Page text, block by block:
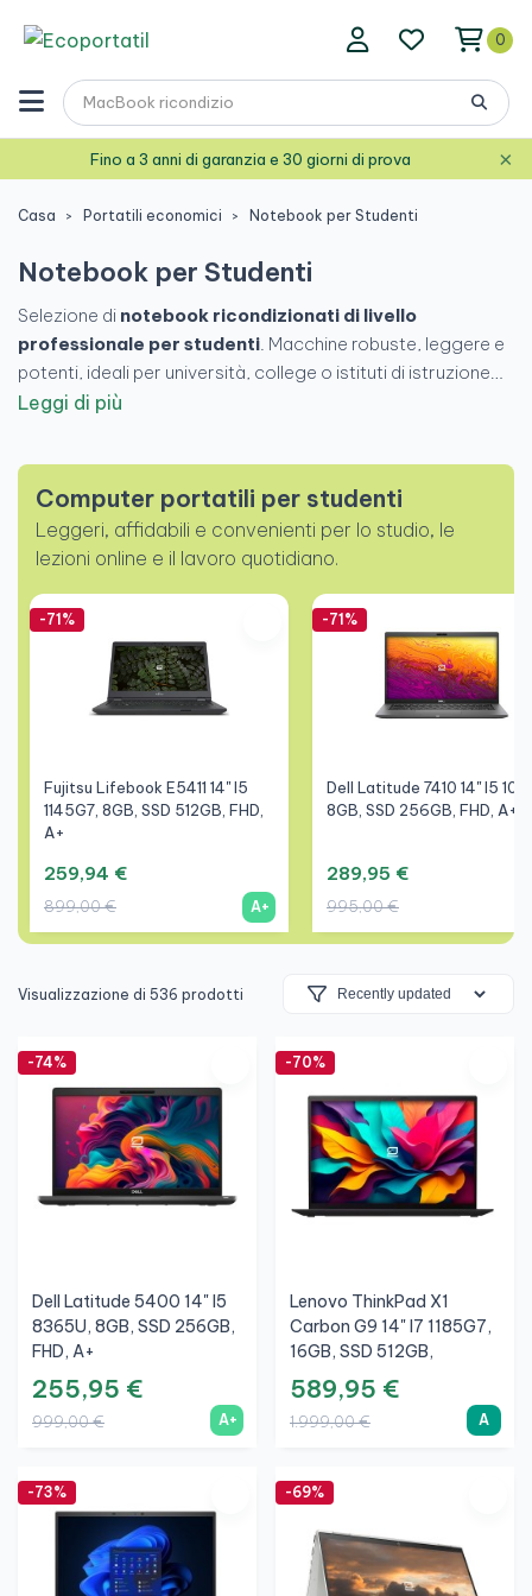
0
Fino a 3 anni di garanzia e 30 giorni di prova ×
Casa Portatili economici Notebook per Studenti
Notebook per Studenti
Selezione di notebook ricondizionati di livello
professionale per studenti. Macchine robuste, leggere e
potenti, ideali per università, college o istituti di istruzione
superiore. Risparmia fino al 70% rispetto all'acquisto di un
Leggi di più
Computer portatili per studenti
Leggeri, affidabili e convenienti per lo studio, le
lezioni online e il lavoro quotidiano.
-71%
Fujitsu Lifebook E5411 14" I5
1145G7, 8GB, SSD 512GB, FHD,
A+
259,94 €
899,00 € A+
-71%
Dell Latitude 7410 14" I5
8GB, SSD 256GB, FHD, A+
289,95 €
995,00 €
Visualizzazione di 536 prodotti
-74%
Dell Latitude 5400 14" I5
8365U, 8GB, SSD 256GB,
FHD, A+
255,95 €
999,00 € A+
-70%
Lenovo ThinkPad X1
Carbon G9 14" I7 1185G7,
16GB, SSD 512GB,
WUXGA, A
589,95 €
1.999,00 € A
-73% -69%